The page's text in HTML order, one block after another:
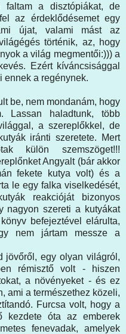
a disztópiákat, de
az érdeklődésemet egy
újat, valami mást az
történik, az, hogy
a világ megmentői:))) a
Ezért kíváncsisággal
ennek a regénynek.
be, nem mondanám, hogy
Lassan haladtunk, több
a szereplőkkel, de
iránti szeretete. Mert
külön szemszöget!!!
Angyalt (bár akkor
fekete kutya volt) és a
le egy falka viselkedését,
reakcióját bizonyos
nagyon szereti a kutyákat
befejeztével elárulta,
nem jártam messze a
jövőről, egy olyan világról,
rémisztő volt - hiszen
a növényeket - és ez
ami a természethez közeli,
Furcsa volt, hogy a
kezdete óta az emberek
fenevadak, amelyek